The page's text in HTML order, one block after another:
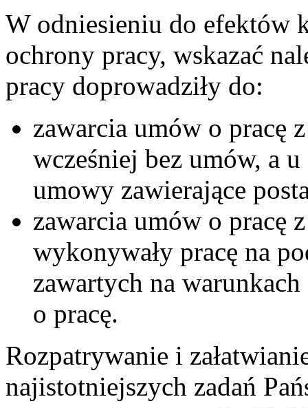
W odniesieniu do efektów
ochrony pracy, wskazać
pracy doprowadziły do:
zawarcia umów o pracę
wcześniej bez umów, a
umowy zawierające
zawarcia umów o pracę
wykonywały pracę na
zawartych na
o pracę.
Rozpatrywanie i
najistotniejszych zadań